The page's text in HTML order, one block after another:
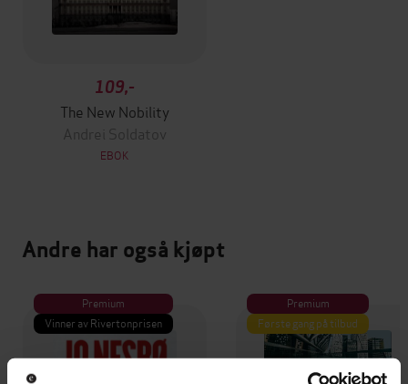
109,-
The New Nobility
Andrei Soldatov
EBOK
Andre har også kjøpt
Premium
Vinner av Rivertonprisen
Premium
Første gang på tilbud